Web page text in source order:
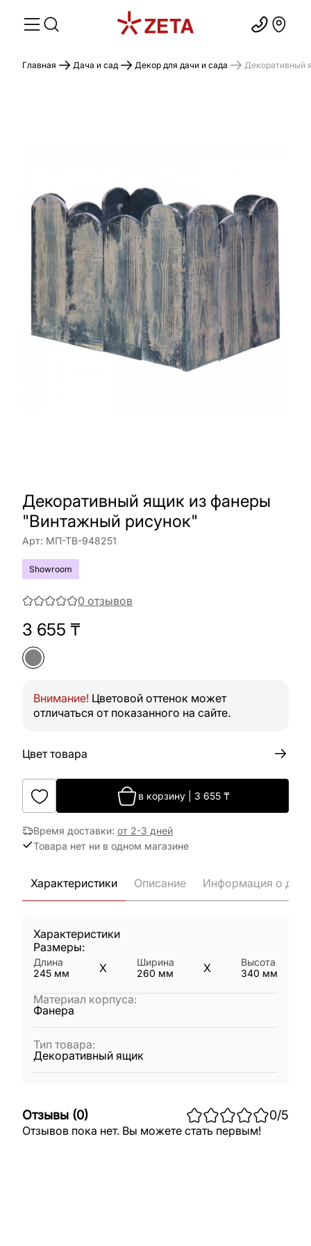
Главная Дача и сад Декор для дачи и сада Декоративный
Декоративный ящик из фанеры
"Винтажный рисунок"
Арт: МП-ТВ-948251
Showroom
0 отзывов
3 655 ₸
Внимание! Цветовой оттенок может
отличаться от показанного на сайте.
Цвет товара
в корзину| 3 655₸
Время доставки: от 2-3 дней
Товара нет ни в одном магазине
Характеристики Описание Информация о
Характеристики
Размеры:
Длина
245 мм X
Ширина
260 мм X
Высота
340 мм
Материал корпуса:
Фанера
Тип товара:
Декоративный ящик
Отзывы (0) 0/5
Отзывов пока нет. Вы можете стать первым!